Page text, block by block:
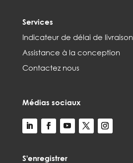
Services
Indicateur de délai de livraison
Assistance à la conception
Contactez nous
Médias sociaux
S'enregistrer